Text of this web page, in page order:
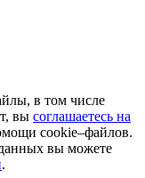
в том числе
вы соглашаетесь на
cookie–файлов.
вы можете
.